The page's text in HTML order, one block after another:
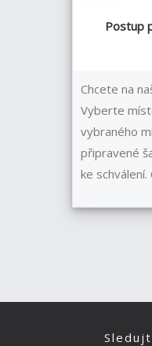
Postup
Chcete na
Vyberte
vybraného
připravené
ke schválení.